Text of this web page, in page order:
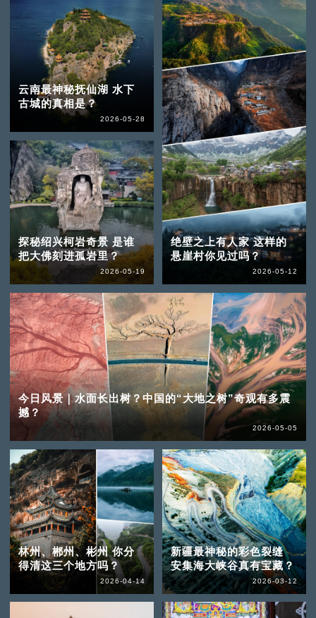
云南最神秘抚仙湖 水下
古城的真相是？
2026-05-28
探秘绍兴柯岩奇景 是谁
把大佛刻进孤岩里？
2026-05-19
绝壁之上有人家 这样的
悬崖村你见过吗？
2026-05-12
今日风景｜水面长出树？中国的“大地之树”奇观有多震
撼？
2026-05-05
林州、郴州、彬州 你分
得清这三个地方吗？
2026-04-14
新疆最神秘的彩色裂缝
安集海大峡谷真有宝藏？
2026-03-12